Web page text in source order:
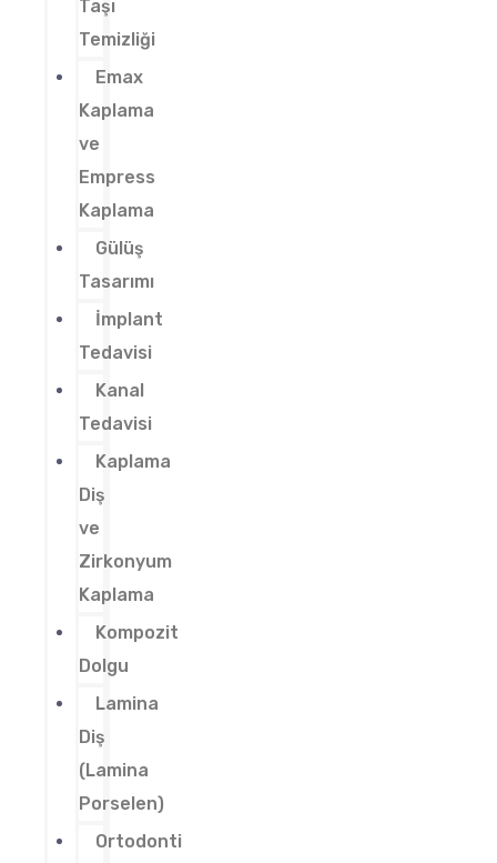
Taşı
Temizliği
Emax
Kaplama
ve
Empress
Kaplama
Gülüş
Tasarımı
İmplant
Tedavisi
Kanal
Tedavisi
Kaplama
Diş
ve
Zirkonyum
Kaplama
Kompozit
Dolgu
Lamina
Diş
(Lamina
Porselen)
Ortodonti